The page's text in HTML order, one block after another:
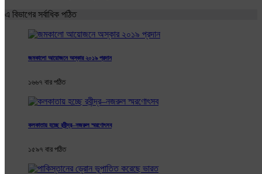
এ বিভাগের সর্বাধিক পঠিত
জমকালো আয়োজনে অস্কার ২০১৯ প্রদান
১৬৬৭ বার পঠিত
কলকাতায় হচ্ছে রবীন্দ্র–নজরুল স্মরণোৎসব
১৫৯৭ বার পঠিত